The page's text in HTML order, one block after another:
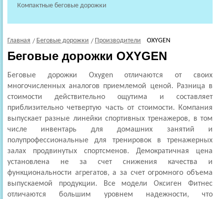
Компактные беговые дорожки
Главная Беговые дорожки Производители OXYGEN
Беговые дорожки OXYGEN
Беговые дорожки Oxygen отличаются от своих
многочисленных аналогов приемлемой ценой. Разница в
стоимости действительно ощутима и составляет
приблизительно четвертую часть от стоимости. Компания
выпускает разные линейки спортивных тренажеров, в том
числе инвентарь для домашних занятий и
полупрофессиональные для тренировок в тренажерных
залах продвинутых спортсменов. Демократичная цена
установлена не за счет снижения качества и
функциональности агрегатов, а за счет огромного объема
выпускаемой продукции. Все модели Оксиген Фитнес
отличаются большим уровнем надежности, что